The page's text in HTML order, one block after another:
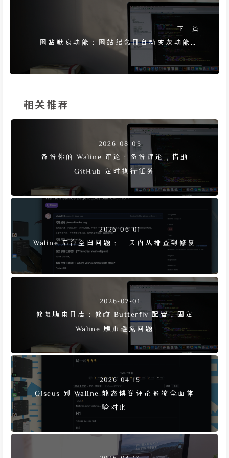
下一篇
网站默哀功能：网站纪念日自动变灰功能的
JS 实现方法
相关推荐
2026-08-05
备份你的 Waline 评论：备份评论，借助
GitHub 定时执行任务
2026-06-01
Waline 后台空白问题：一天内从排查到修复
2026-07-01
修复版本日志：修改 Butterfly 配置，固定
Waline 版本避免问题
2026-04-15
Giscus 到 Waline 静态博客评论系统全面体
验对比